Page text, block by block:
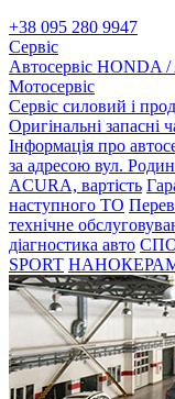
+38 095 280 9947
Сервіс
Автосервіс HONDA
Мотосервіс
Сервіс силовий і
Оригінальні запасні
Інформація про
за адресою вул.
ACURA, вартість
наступного ТО
технічне
діагностика авто
SPORT